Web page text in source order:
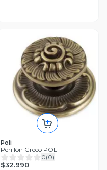
Poli
Perillón Greco POLI
0(0)
$32.990